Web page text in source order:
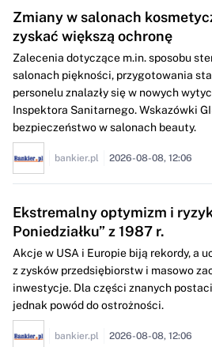
Zmiany w salonach
zyskać większą ochronę
Zalecenia dotyczące m.in. sposobu
salonach piękności, przygotowania
personelu znalazły się w nowych
Inspektora Sanitarnego. Wskazówki
bezpieczeństwo w salonach beauty.
bankier.pl 2026-08-08, 12:06
Ekstremalny optymizm i
Poniedziałku” z 1987 r.
Akcje w USA i Europie biją rekordy, a
z zysków przedsiębiorstw i masowo
inwestycje. Dla części znanych
jednak powód do ostrożności.
bankier.pl 2026-08-08, 12:06